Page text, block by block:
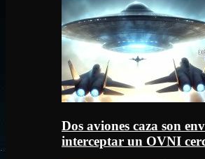
Dos aviones caza son
interceptar un OVNI